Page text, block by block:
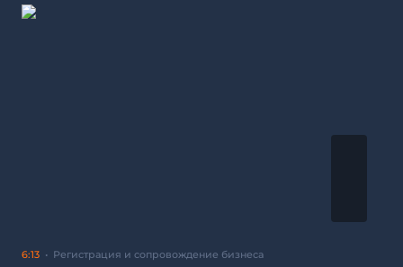
6:13 Регистрация и сопровождение бизнеса